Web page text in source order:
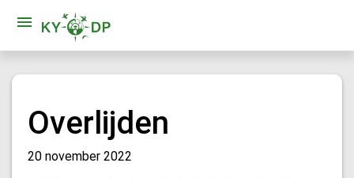
Overlijden
20 november 2022